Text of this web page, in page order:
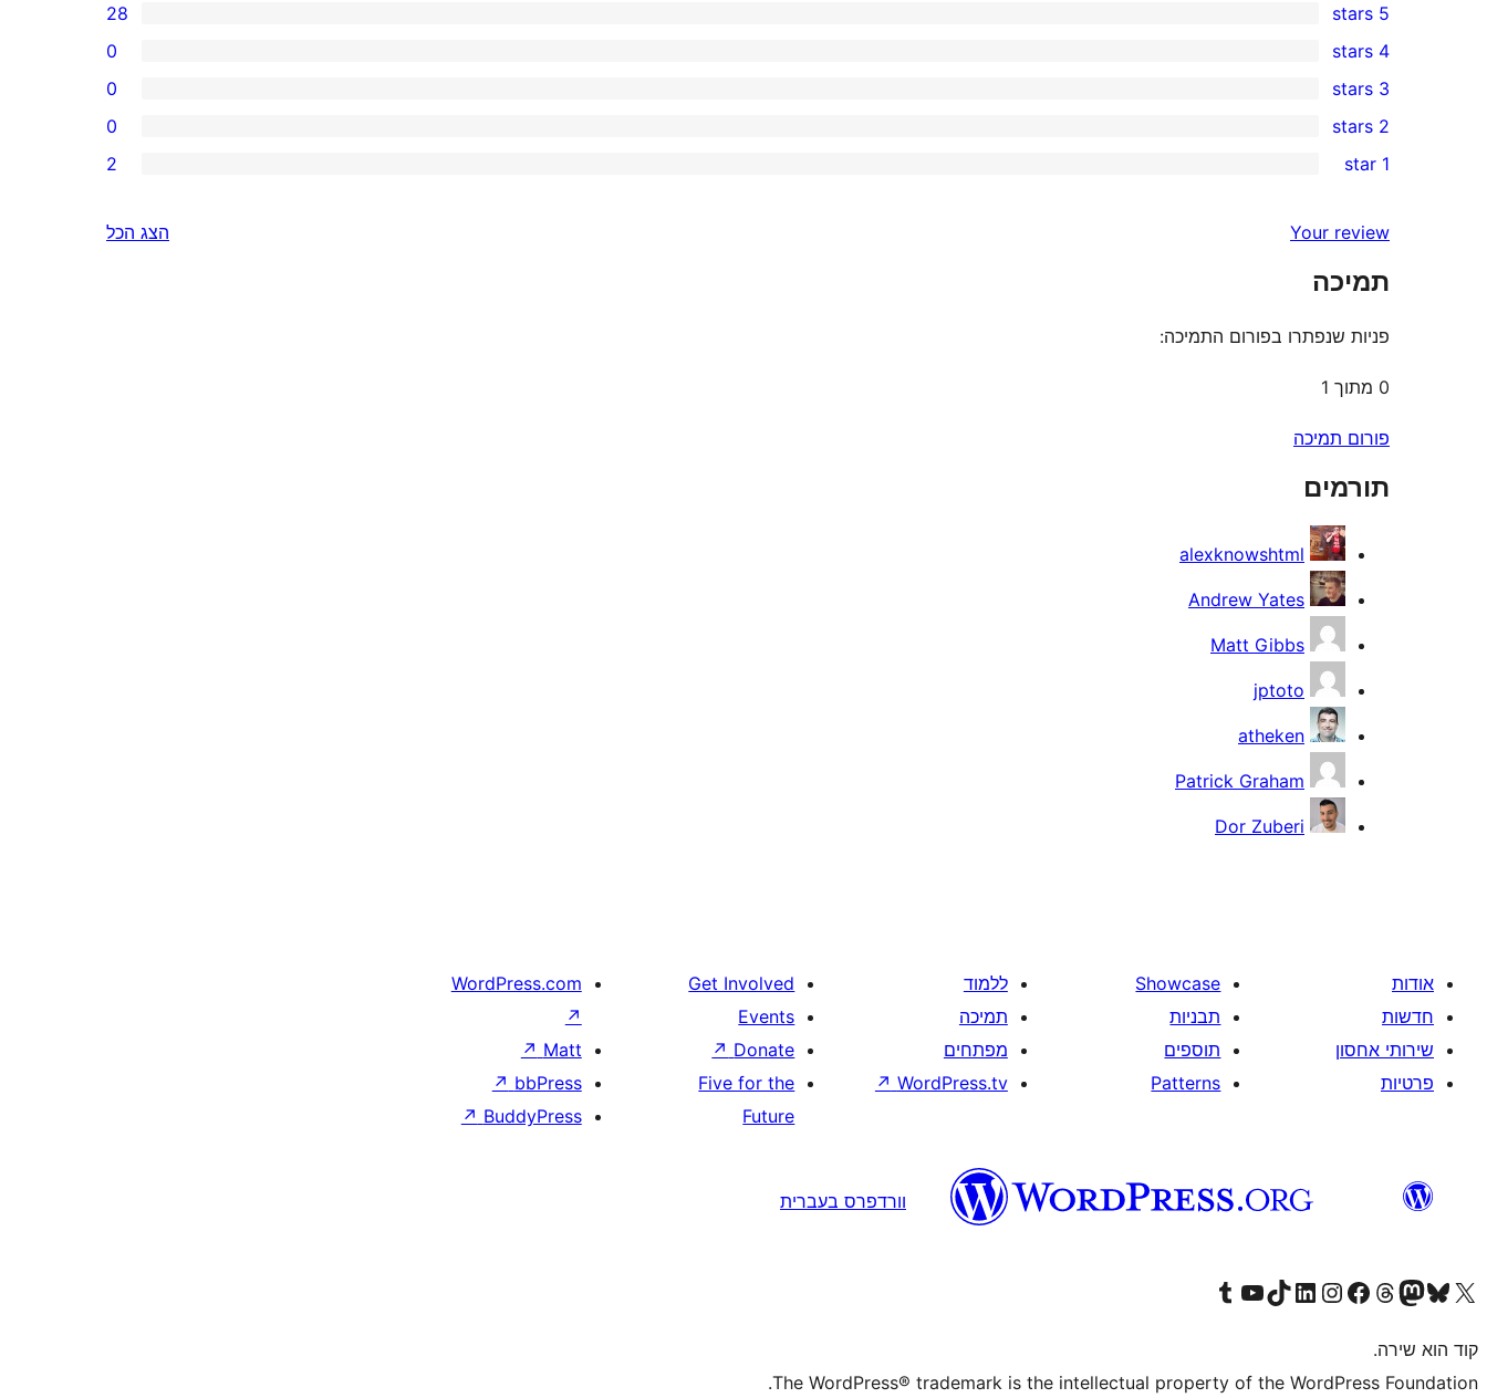
28
5-
star
reviews
5 stars
28
4-
star
reviews
4 stars
0
0
3-
star
3 stars
0
2-
reviews
2 stars
0
star
reviews
1 star
2
Your review הצג הכל
תמיכה
פניות שנפתרו בפורום התמיכה:
0 מתוך 1
פורום תמיכה
תורמים
alexknowshtml
Andrew Yates
Matt Gibbs
jptoto
atheken
Patrick Graham
Dor Zuberi
אודות
חדשות
שירותי אחסון
פרטיות
Showcase
תבניות
תוספים
Patterns
ללמוד
תמיכה
מפתחים
WordPress.tv
↗
Get Involved
Events
Donate
↗
Five for the
Future
WordPress.com
↗
Matt
↗
bbPress
↗
BuddyPress
↗
וורדפרס בעברית
Visit our X (formerly Twitter) account
Visit our Bluesky account
Visit our Mastodon account
Visit our Threads account
Visit our Facebook page
Visit our Instagram account
Visit our LinkedIn account
Visit our TikTok account
Visit our YouTube channel
Visit our Tumblr account
קוד הוא שירה.
The WordPress® trademark is the intellectual property of the WordPress Foundation.